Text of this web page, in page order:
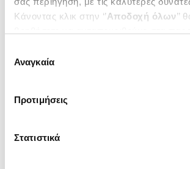
Κάνοντας κλικ στην ‘’Αποδοχή όλων’’
ενδιαφέρουν και να επιλέξετε από τα
΄΄και να
συγκατάθεσης
Αναγκαία
Προτιμήσεις
Στατιστικά